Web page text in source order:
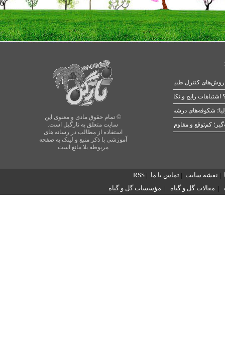
0
© تمام حقوق مادی و معنوی این
سایت متعلق به نارگیل است.
استفاده از مطالب در رسانه های
آموزشی با ذکر منبع و لینک به صفحه
مربوطه بلا مانع است
رایج و نکات طلایی
شکوفه‌های درشت در بهار
| نقشه سایت | تماس با ما |
RSS
| مقالات گل و گیاه | مؤسسات گل و گیاه